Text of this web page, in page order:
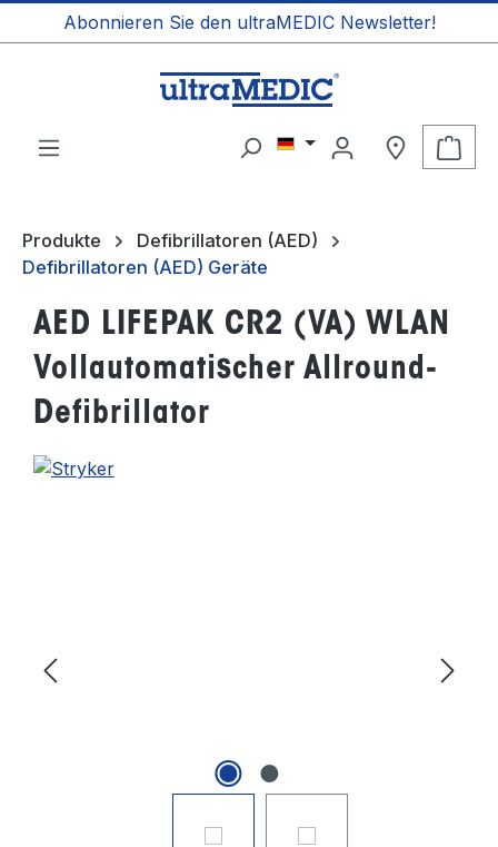
springen
Abonnieren Sie den ultraMEDIC Newsletter!
Produkte
Defibrillatoren (AED)
Defibrillatoren (AED) Geräte
AED LIFEPAK CR2 (VA) WLAN
Vollautomatischer Allround-
Defibrillator